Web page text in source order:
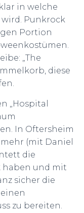
in welche
Punkrock
Portion
„The
diese
„Hospital
In Oftersheim
(mit Daniel
die
haben und mit
sicher die
zu bereiten.